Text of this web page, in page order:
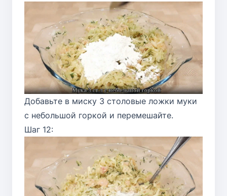
Добавьте в миску 3 столовые ложки муки
с небольшой горкой и перемешайте.
Шаг 12: